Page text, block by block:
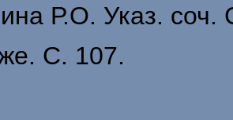
Р.О. Указ. соч.
С. 107.